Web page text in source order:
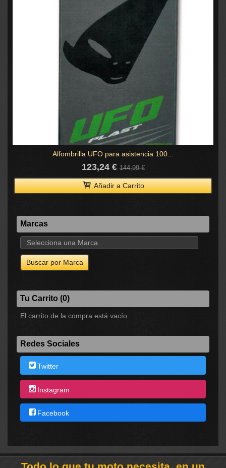
Marcas
Tu Carrito (0)
El carrito de la compra está vacío
Redes Sociales
Twitter
Instagram
Facebook
Alfombrilla UFO para asistencia 100...
123,24 €144,99 €
Añadir a Carrito